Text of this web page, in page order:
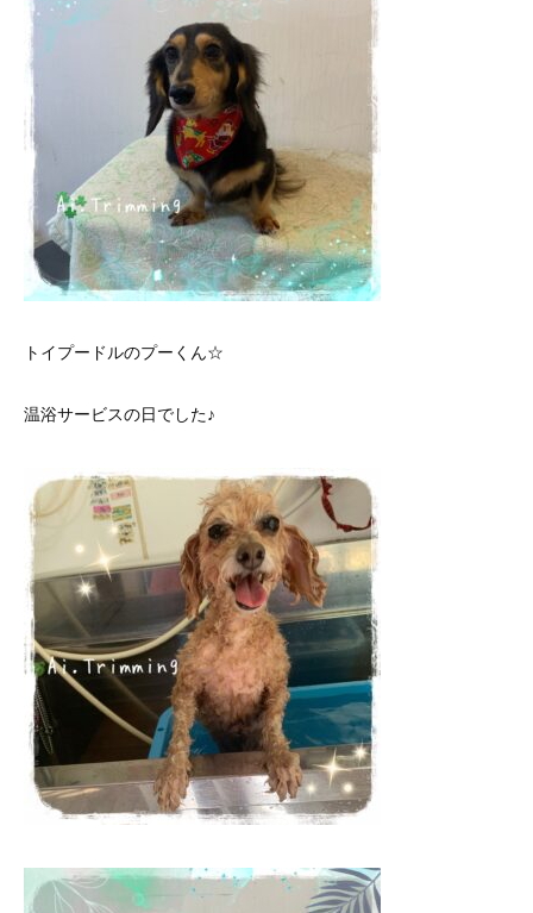
トイプードルのプーくん☆
温浴サービスの日でした♪